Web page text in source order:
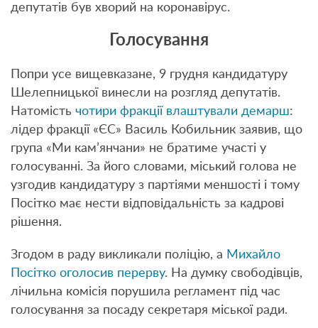
депутатів був хворий на коронавірус.
Голосування
Попри усе вищевказане, 9 грудня кандидатуру
Шелепницької винесли на розгляд депутатів.
Натомість чотири фракції влаштували демарш:
лідер фракції «ЄС» Василь Кобильник заявив, що
група «Ми кам’янчани» не братиме участі у
голосуванні. За його словами, міський голова не
узгодив кандидатуру з партіями меншості і тому
Посітко має нести відповідальність за кадрові
рішення.
Згодом в раду викликали поліцію, а Михайло
Посітко оголосив перерву. На думку свободівців,
лічильна комісія порушила регламент під час
голосування за посаду секретаря міської ради.